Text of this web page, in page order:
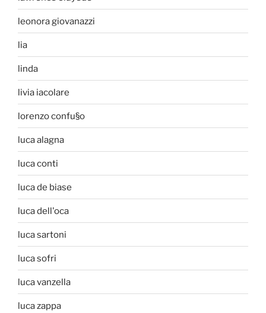
leonora giovanazzi
lia
linda
livia iacolare
lorenzo confu§o
luca alagna
luca conti
luca de biase
luca dell'oca
luca sartoni
luca sofri
luca vanzella
luca zappa